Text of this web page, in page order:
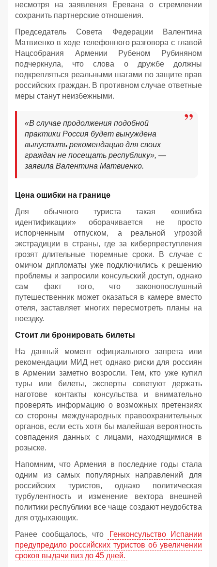
несмотря на заявления Еревана о стремлении
сохранить партнерские отношения.
Председатель Совета Федерации Валентина
Матвиенко в ходе телефонного разговора с главой
Нацсобрания Армении Рубеном Рубиняном
подчеркнула, что слова о дружбе должны
подкрепляться реальными шагами по защите прав
российских граждан. В противном случае ответные
меры станут неизбежными.
«В случае продолжения подобной
практики Россия будет вынуждена
выпустить рекомендацию для своих
граждан не посещать республику», —
заявила Валентина Матвиенко.
Цена ошибки на границе
Для обычного туриста такая «ошибка
идентификации» оборачивается не просто
испорченным отпуском, а реальной угрозой
экстрадиции в страны, где за киберпреступления
грозят длительные тюремные сроки. В случае с
омичом дипломаты уже подключились к решению
проблемы и запросили консульский доступ, однако
сам факт того, что законопослушный
путешественник может оказаться в камере вместо
отеля, заставляет многих пересмотреть планы на
поездку.
Стоит ли бронировать билеты
На данный момент официального запрета или
рекомендации МИД нет, однако риски для россиян
в Армении заметно возросли. Тем, кто уже купил
туры или билеты, эксперты советуют держать
наготове контакты консульства и внимательно
проверять информацию о возможных претензиях
со стороны международных правоохранительных
органов, если есть хотя бы малейшая вероятность
совпадения данных с лицами, находящимися в
розыске.
Напомним, что Армения в последние годы стала
одним из самых популярных направлений для
российских туристов, однако политическая
турбулентность и изменение вектора внешней
политики республики все чаще создают неудобства
для отдыхающих.
Ранее сообщалось, что
Генконсульство Испании
предупредило российских туристов об увеличении
сроков выдачи виз до 45 дней.